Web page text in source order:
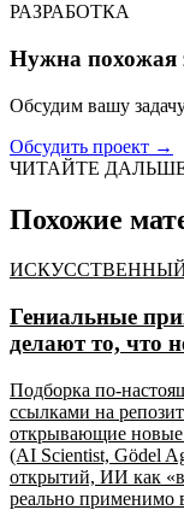
РАЗРАБОТКА
Нужна похожая
Обсудим вашу
Обсудить проект →
ЧИТАЙТЕ
Похожие
Гениальные
делают то, что
Подборка по-
ссылками на
открывающие
(AI Scientist, Gödel
открытий, ИИ как
реально применимо